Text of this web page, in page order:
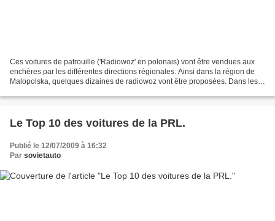
Ces voitures de patrouille ('Radiowoz' en polonais) vont être vendues aux
enchères par les différentes directions régionales. Ainsi dans la région de
Malopolska, quelques dizaines de radiowoz vont être proposées. Dans les
Le Top 10 des voitures de la PRL.
Publié le 12/07/2009 à 16:32
Par sovietauto